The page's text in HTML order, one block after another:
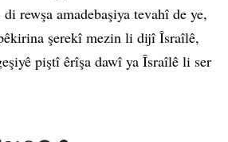
rewşa amadebaşiya tevahî de ye,
şerekî mezin li dijî Îsraîlê,
piştî êrîşa dawî ya Îsraîlê li ser